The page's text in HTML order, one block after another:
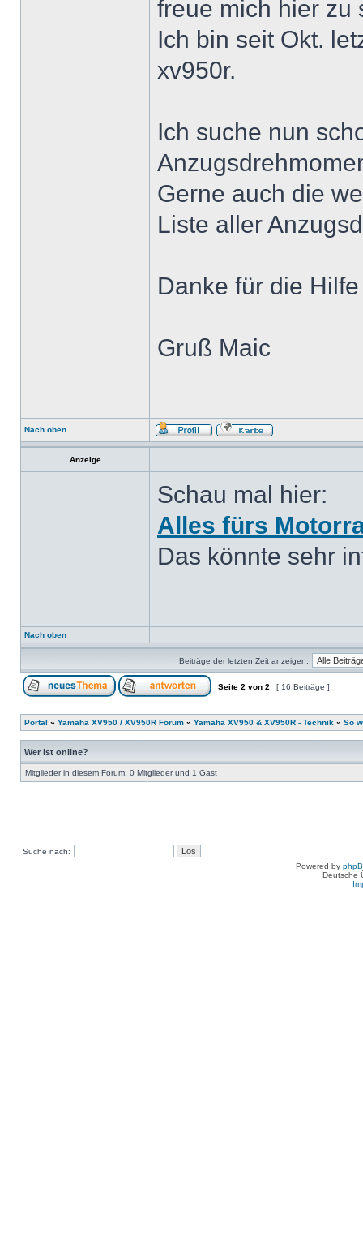
freue mich hier zu
Ich bin seit Okt.
xv950r.
Ich suche nun
Gerne auch die
Liste aller
Danke für die
Gruß Maic
Nach oben
Anzeige
Schau mal hier:
Alles fürs
Das könnte sehr
Nach oben
Beiträge der letzten Zeit anzeigen:
Seite 2 von 2 [ 16 Beiträge ]
Portal » Yamaha XV950 / XV950R Forum » Yamaha XV950 & XV950R - Technik » So
Wer ist online?
Mitglieder in diesem Forum: 0 Mitglieder und 1 Gast
Suche nach:
Powered by
Deutsche